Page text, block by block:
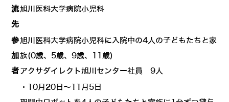
流
先
旭川医科大学病院小児科
参
加
者
旭川医科大学病院小児科に入院中の4人の子どもたちと家
族(0歳、5歳、9歳、11歳)
アクサダイレクト旭川センター社員 9人
・10月20日～11月5日